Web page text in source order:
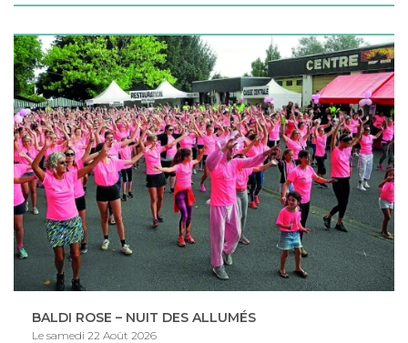
BALDI ROSE – NUIT DES ALLUMÉS
Le samedi 22 Août 2026